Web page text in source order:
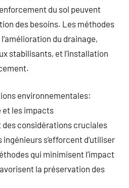
du sol peuvent
des besoins. Les méthodes
du drainage,
stabilisants, et l’installation
environnementales:
et les impacts
considérations cruciales
s’efforcent d’utiliser
qui minimisent l’impact
la préservation des